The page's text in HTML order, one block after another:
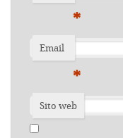
*
Email
*
Sito web